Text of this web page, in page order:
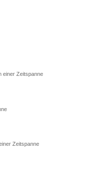
einer Zeitspanne
Zeitspanne